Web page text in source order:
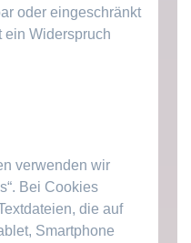
oder eingeschränkt
ein Widerspruch
verwenden wir
Bei Cookies
die auf
Smartphone